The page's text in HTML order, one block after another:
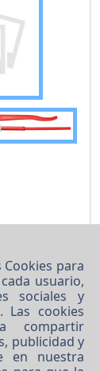
Cookies para
usuario,
sociales y
cookies
compartir
publicidad y
en nuestra